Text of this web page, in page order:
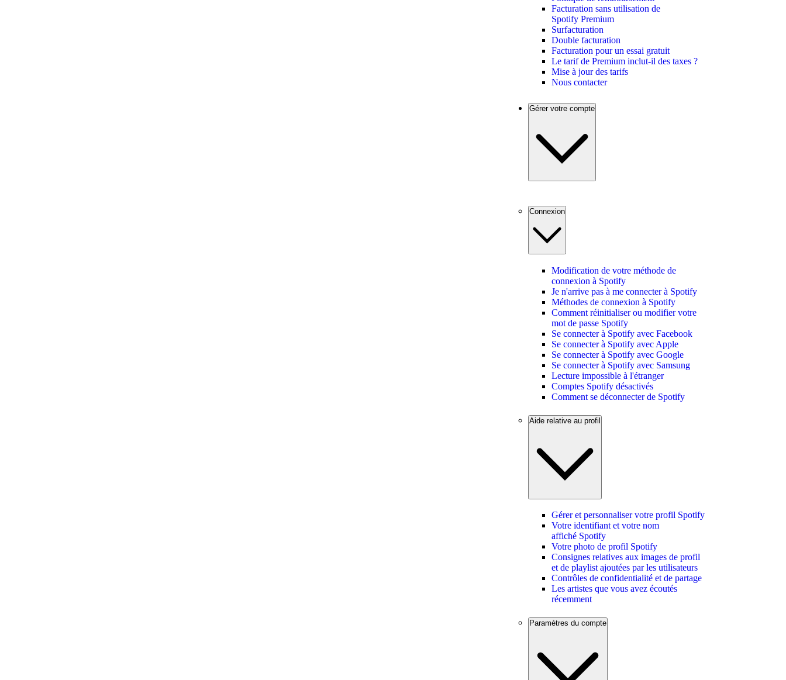
Facturation sans utilisation de
Spotify Premium
Surfacturation
Double facturation
Facturation pour un essai gratuit
Le tarif de Premium inclut-il des taxes ?
Mise à jour des tarifs
Nous contacter
Gérer votre compte
Connexion
Modification de votre méthode de
connexion à Spotify
Je n'arrive pas à me connecter à Spotify
Méthodes de connexion à Spotify
Comment réinitialiser ou modifier votre
mot de passe Spotify
Se connecter à Spotify avec Facebook
Se connecter à Spotify avec Apple
Se connecter à Spotify avec Google
Se connecter à Spotify avec Samsung
Lecture impossible à l'étranger
Comptes Spotify désactivés
Comment se déconnecter de Spotify
Aide relative au profil
Gérer et personnaliser votre profil Spotify
Votre identifiant et votre nom
affiché Spotify
Votre photo de profil Spotify
Consignes relatives aux images de profil
et de playlist ajoutées par les utilisateurs
Contrôles de confidentialité et de partage
Les artistes que vous avez écoutés
récemment
Paramètres du compte